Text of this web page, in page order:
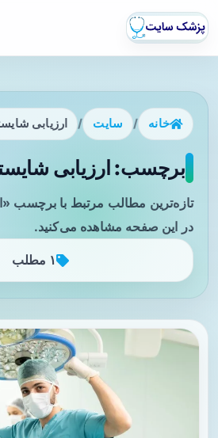
خانه / سایت / ارزیابی
برچسب: ارزیابی
تازه‌ترین مطالب مرتبط با برچسب
در این صفحه مشاهده می‌کنید.
۱ مطلب